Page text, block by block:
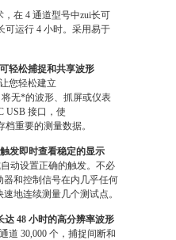
，在 4 通道型号中zui长可
可运行 4 小时。采用易于
轻松捕捉和共享波形
您轻松建立
无*的波形、抓屏或仪表
USB 接口，使
档重要的测量数据。
触发即时查看稳定的显示
动设置正确的触发。不必
和控制信号在内几乎任何
地连续测量几个测试点。
达 48 小时的高分辨率波形
道 30,000 个，捕捉间断和